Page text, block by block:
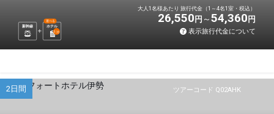
新幹線 ホテル
選べる
1 泊
大人1名様あたり 旅行代金（1～4名1室・税込）
26,550 円 54,360 円
表示旅行代金について
ツアーコード Q02AHK
2日間